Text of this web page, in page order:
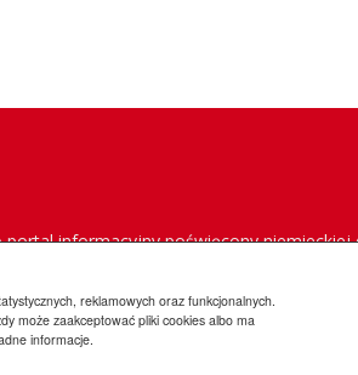
reklamowych oraz funkcjonalnych.
może zaakceptować pliki cookies albo ma
informacje.
informacyjny poświęcony niemieckiej